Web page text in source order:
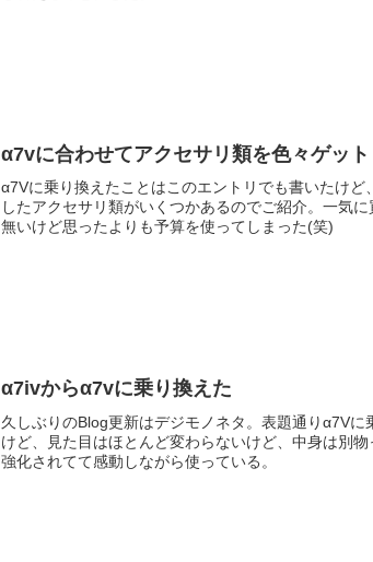
α7vに合わせてアクセサリ類を色々ゲット
α7Vに乗り換えたことはこのエントリでも書いたけど
したアクセサリ類がいくつかあるのでご紹介。一気
無いけど思ったよりも予算を使ってしまった(笑)
α7ivからα7vに乗り換えた
久しぶりのBlog更新はデジモノネタ。表題通りα7Vに
けど、見た目はほとんど変わらないけど、中身は別
強化されてて感動しながら使っている。